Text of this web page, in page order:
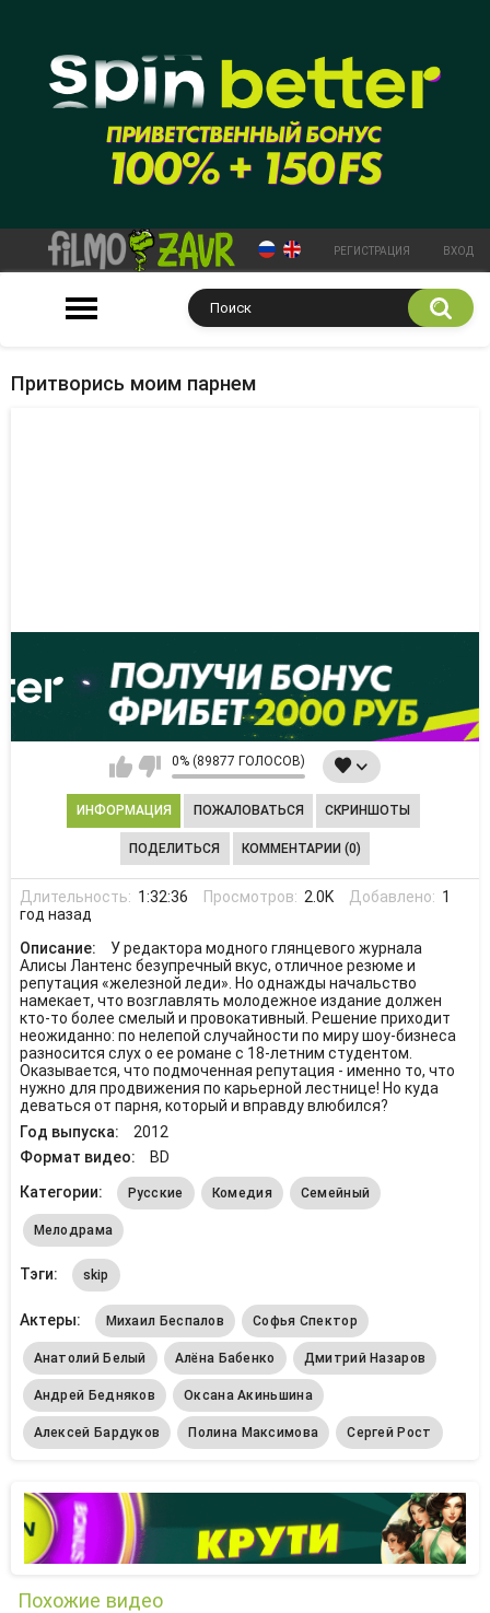
РЕГИСТРАЦИЯ ВХОД
Притворись моим парнем
0% (89877 ГОЛОСОВ)
ИНФОРМАЦИЯ ПОЖАЛОВАТЬСЯ СКРИНШОТЫ
ПОДЕЛИТЬСЯ КОММЕНТАРИИ (0)
Длительность: 1:32:36 Просмотров: 2.0K Добавлено: 1
год назад
Описание:
У редактора модного глянцевого журнала
Алисы Лантенс безупречный вкус, отличное резюме и
репутация «железной леди». Но однажды начальство
намекает, что возглавлять молодежное издание должен
кто-то более смелый и провокативный. Решение приходит
неожиданно: по нелепой случайности по миру шоу-бизнеса
разносится слух о ее романе с 18-летним студентом.
Оказывается, что подмоченная репутация - именно то, что
нужно для продвижения по карьерной лестнице! Но куда
деваться от парня, который и вправду влюбился?
Год выпуска:
2012
Формат видео:
BD
Категории:
Русские Комедия Семейный
Мелодрама
Тэги: skip
Актеры: Михаил Беспалов Софья Спектор
Анатолий Белый Алёна Бабенко Дмитрий Назаров
Андрей Бедняков Оксана Акиньшина
Алексей Бардуков Полина Максимова Сергей Рост
Похожие видео